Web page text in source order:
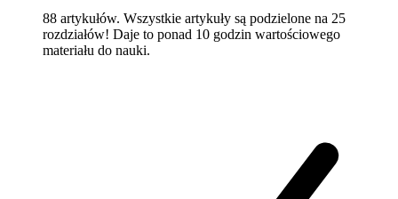
88 artykułów. Wszystkie artykuły są podzielone na 25
rozdziałów! Daje to ponad 10 godzin wartościowego
materiału do nauki.